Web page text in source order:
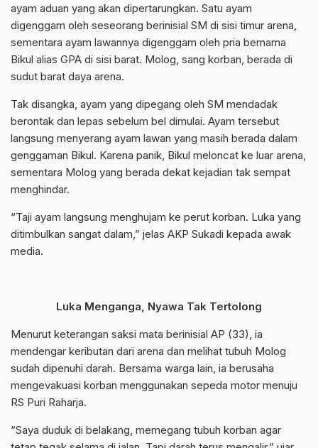
ayam aduan yang akan dipertarungkan. Satu ayam
digenggam oleh seseorang berinisial SM di sisi timur arena,
sementara ayam lawannya digenggam oleh pria bernama
Bikul alias GPA di sisi barat. Molog, sang korban, berada di
sudut barat daya arena.
Tak disangka, ayam yang dipegang oleh SM mendadak
berontak dan lepas sebelum bel dimulai. Ayam tersebut
langsung menyerang ayam lawan yang masih berada dalam
genggaman Bikul. Karena panik, Bikul meloncat ke luar arena,
sementara Molog yang berada dekat kejadian tak sempat
menghindar.
“Taji ayam langsung menghujam ke perut korban. Luka yang
ditimbulkan sangat dalam,” jelas AKP Sukadi kepada awak
media.
Luka Menganga, Nyawa Tak Tertolong
Menurut keterangan saksi mata berinisial AP (33), ia
mendengar keributan dari arena dan melihat tubuh Molog
sudah dipenuhi darah. Bersama warga lain, ia berusaha
mengevakuasi korban menggunakan sepeda motor menuju
RS Puri Raharja.
“Saya duduk di belakang, memegang tubuh korban agar